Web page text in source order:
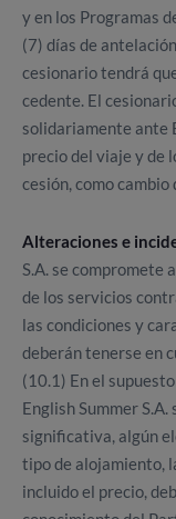
y en los Programas
(7) días de
cesionario tendrá
cedente. El
solidariamente ante
precio del viaje y de
cesión, como
Alteraciones e
S.A. se
de los servicios
las condiciones y
deberán tenerse en
(10.1) En el
English Summer
significativa, algún
tipo de alojamiento,
incluido el precio,